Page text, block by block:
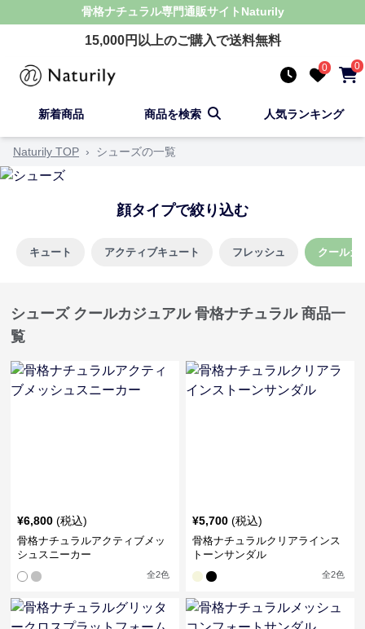
骨格ナチュラル専門通販サイト Naturily
15,000円以上のご購入で送料無料
0 0
新着商品 商品を検索 人気ランキング
Naturily TOP › シューズの一覧
顔タイプで絞り込む
キュート アクティブキュート フレッシュ クールカ
シューズ クールカジュアル 骨格ナチュラル 商品一
覧
¥6,800 (税込)
骨格ナチュラルアクティブメッ
シュスニーカー
全2色
¥5,700 (税込)
骨格ナチュラルクリアラインス
トーンサンダル
全2色